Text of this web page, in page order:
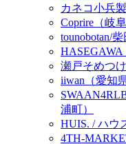
カネコ小兵
Coprire（岐
tounobotan/
HASEGAWA
瀬戸そめつ
iiwan（愛知
浦町）
HUIS. / ハウ
4TH-